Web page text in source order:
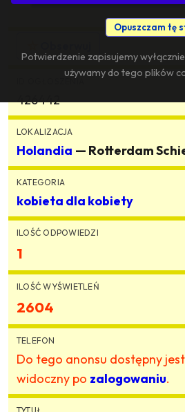
Opuszczam tę
Potwierdzenie zapisujemy
używamy do tego plików
ID OGŁOSZENIA
426442
LOKALIZACJA
Holandia — Rotterdam
KATEGORIA
kobieta dla kobiety
ILOŚĆ ODPOWIEDZI
1
ILOŚĆ WYŚWIETLEŃ
2604
TELEFON
Do tego anonsu dostępny
widoczny po zalogowaniu.